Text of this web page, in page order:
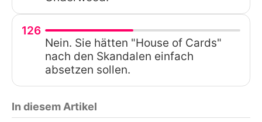
126
Nein. Sie hätten "House of Cards"
nach den Skandalen einfach
absetzen sollen.
In diesem Artikel